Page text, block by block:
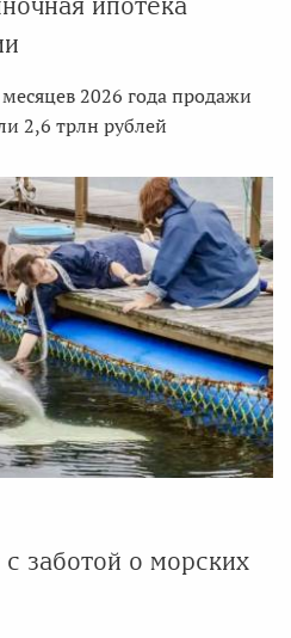
2026 года продажи
2,6 трлн рублей
заботой о морских